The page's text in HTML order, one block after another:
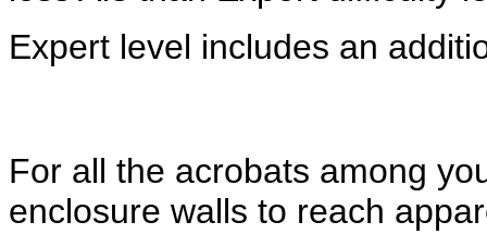
Expert level includes an
For all the acrobats among
enclosure walls to reach